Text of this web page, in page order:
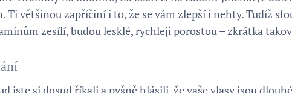
Ti většinou zapříčiní i to, že se vám zlepší i nehty. Tudíž
zesílí, budou lesklé, rychleji porostou – zkrátka
jste si dosud říkali a pyšně hlásili, že vaše vlasy jsou